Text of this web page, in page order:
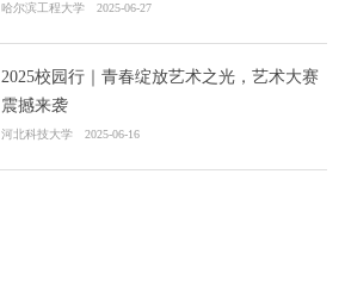
哈尔滨工程大学 2025-06-27
2025校园行｜青春绽放艺术之光，艺术大赛
震撼来袭
河北科技大学 2025-06-16